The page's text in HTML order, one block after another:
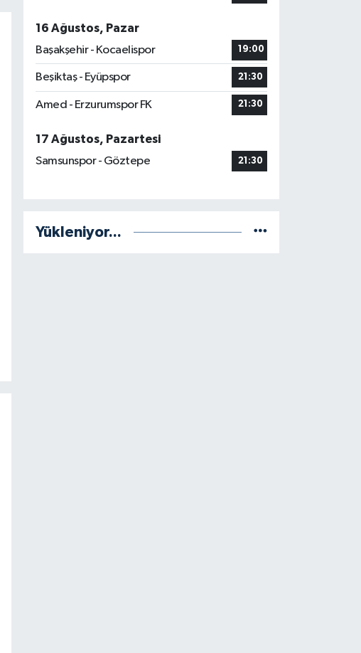
16 Ağustos, Pazar
Başakşehir - Kocaelispor
19:00
Beşiktaş - Eyüpspor 21:30
Amed - Erzurumspor FK 21:30
17 Ağustos, Pazartesi
Samsunspor - Göztepe
21:30
Yükleniyor...